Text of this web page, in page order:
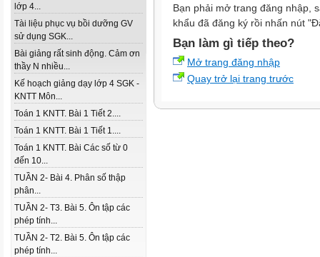
lớp 4...
Tài liệu phục vụ bồi dưỡng GV
sử dụng SGK...
Bài giảng rất sinh động. Cảm ơn
thầy N nhiều...
Kế hoạch giảng dạy lớp 4 SGK -
KNTT Môn...
Toán 1 KNTT. Bài 1 Tiết 2....
Toán 1 KNTT. Bài 1 Tiết 1....
Toán 1 KNTT. Bài Các số từ 0
đến 10...
TUẦN 2- Bài 4. Phân số thập
phân...
TUẦN 2- T3. Bài 5. Ôn tập các
phép tính...
TUẦN 2- T2. Bài 5. Ôn tập các
phép tính...
Bạn phải mở trang đăng nhập,
khẩu đã đăng ký rồi nhấn nút
Bạn làm gì tiếp theo?
Mở trang đăng nhập
Quay trở lại trang trước